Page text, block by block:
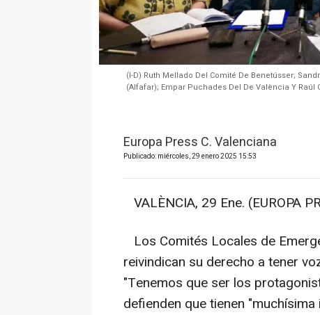
(I-D) Ruth Mellado Del Comité De Benetússer;
(Alfafar); Empar Puchades Del De València Y
Europa Press C. Valenciana
Publicado: miércoles, 29 enero 2025 15:53
VALÈNCIA, 29 Ene. (EUROPA
Los Comités Locales de
reivindican su derecho a tener
"Tenemos que ser los
defienden que tienen